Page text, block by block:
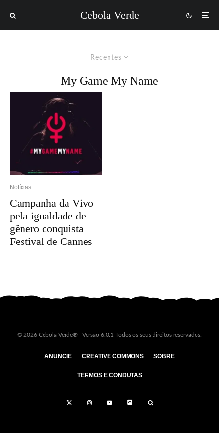
Cebola Verde
Recentes
My Game My Name
Notícias
Campanha da Vivo
pela igualdade de
gênero conquista
Festival de Cannes
© 2026 Cebola Verde® | Versão 6.0.1 Todos os seus direitos reservados.
ANUNCIE CREATIVE COMMONS SOBRE
TERMOS E CONDUTAS